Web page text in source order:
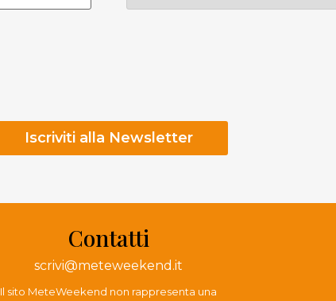
Contatti
scrivi@meteweekend.it
Il sito MeteWeekend non rappresenta una